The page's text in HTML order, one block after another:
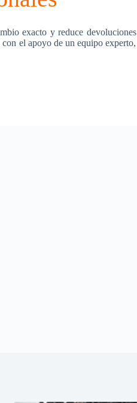
exacto y reduce devoluciones
el apoyo de un equipo experto,